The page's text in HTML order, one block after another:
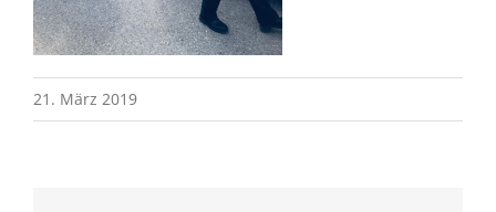
21. März 2019